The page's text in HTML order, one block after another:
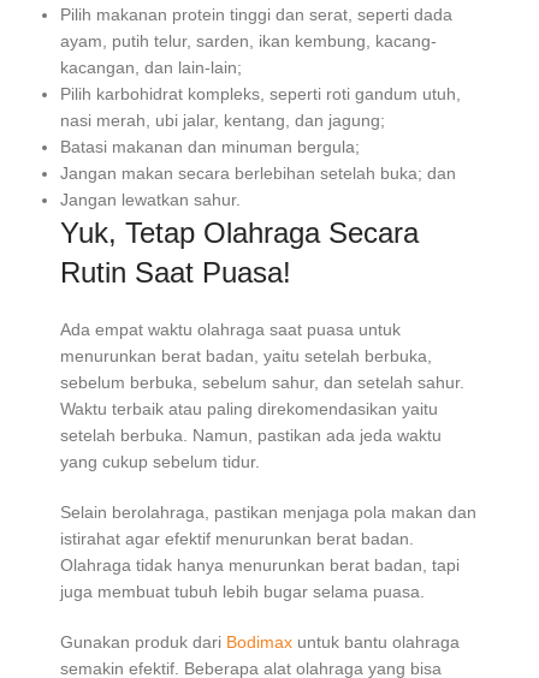
Pilih makanan protein tinggi dan serat, seperti dada
ayam, putih telur, sarden, ikan kembung, kacang-
kacangan, dan lain-lain;
Pilih karbohidrat kompleks, seperti roti gandum utuh,
nasi merah, ubi jalar, kentang, dan jagung;
Batasi makanan dan minuman bergula;
Jangan makan secara berlebihan setelah buka; dan
Jangan lewatkan sahur.
Yuk, Tetap Olahraga Secara
Rutin Saat Puasa!
Ada empat waktu olahraga saat puasa untuk
menurunkan berat badan, yaitu setelah berbuka,
sebelum berbuka, sebelum sahur, dan setelah sahur.
Waktu terbaik atau paling direkomendasikan yaitu
setelah berbuka. Namun, pastikan ada jeda waktu
yang cukup sebelum tidur.
Selain berolahraga, pastikan menjaga pola makan dan
istirahat agar efektif menurunkan berat badan.
Olahraga tidak hanya menurunkan berat badan, tapi
juga membuat tubuh lebih bugar selama puasa.
Gunakan produk dari Bodimax untuk bantu olahraga
semakin efektif. Beberapa alat olahraga yang bisa